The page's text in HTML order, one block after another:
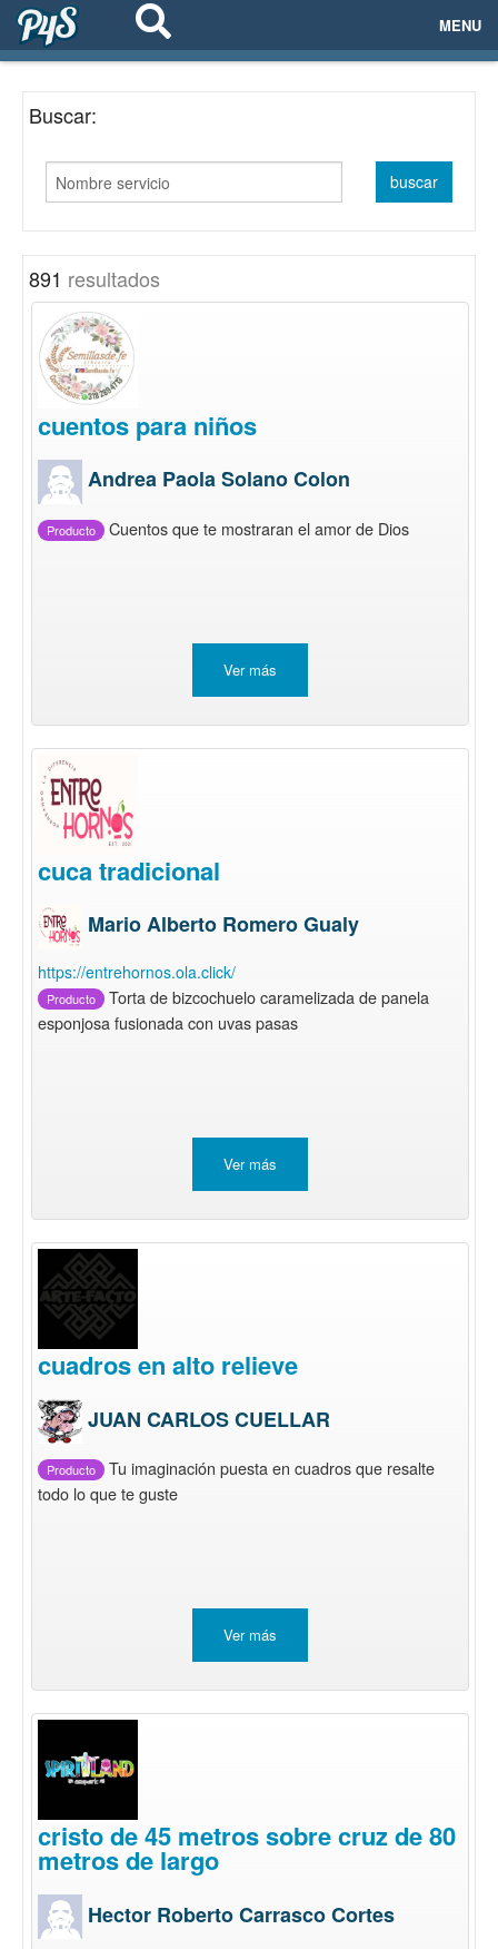
MENU
EMPRESAS
NETWORKING
AYUDA
Buscar:
891 resultados
cuentos para niños
Andrea Paola Solano Colon
Producto Cuentos que te mostraran el amor de Dios
Ver más
cuca tradicional
Mario Alberto Romero Gualy
https://entrehornos.ola.click/
Producto
Torta de bizcochuelo caramelizada de panela
esponjosa fusionada con uvas pasas
Ver más
cuadros en alto relieve
JUAN CARLOS CUELLAR
Producto
Tu imaginación puesta en cuadros que resalte
todo lo que te guste
Ver más
cristo de 45 metros sobre cruz de 80
metros de largo
Hector Roberto Carrasco Cortes